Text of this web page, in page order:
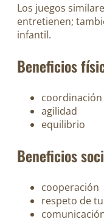
Los juegos
entretienen;
infantil.
Beneficios
coordinación
agilidad
equilibrio
Beneficios
cooperación
respeto de